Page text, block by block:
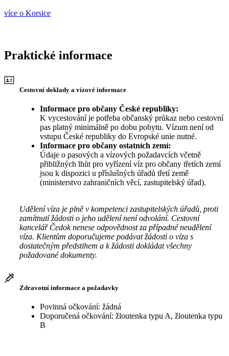
více o Korsice
Praktické informace
Cestovní doklady a vízové informace
Informace pro občany České republiky:
K vycestování je potřeba občanský průkaz nebo cestovní
pas platný minimálně po dobu pobytu. Vízum není od
vstupu České republiky do Evropské unie nutné.
Informace pro občany ostatních zemí:
Údaje o pasových a vízových požadavcích včetně
přibližných lhůt pro vyřízení víz pro občany třetích zemí
jsou k dispozici u příslušných úřadů třetí země
(ministerstvo zahraničních věcí, zastupitelský úřad).
Udělení víza je plně v kompetenci zastupitelských úřadů, proti
zamítnutí žádosti o jeho udělení není odvolání. Cestovní
kancelář Čedok nenese odpovědnost za případné neudělení
víza. Klientům doporučujeme podávat žádosti o víza s
dostatečným předstihem a k žádosti dokládat všechny
požadované dokumenty.
Zdravotní informace a požadavky
Povinná očkování: žádná
Doporučená očkování: žloutenka typu A, žloutenka typu
B